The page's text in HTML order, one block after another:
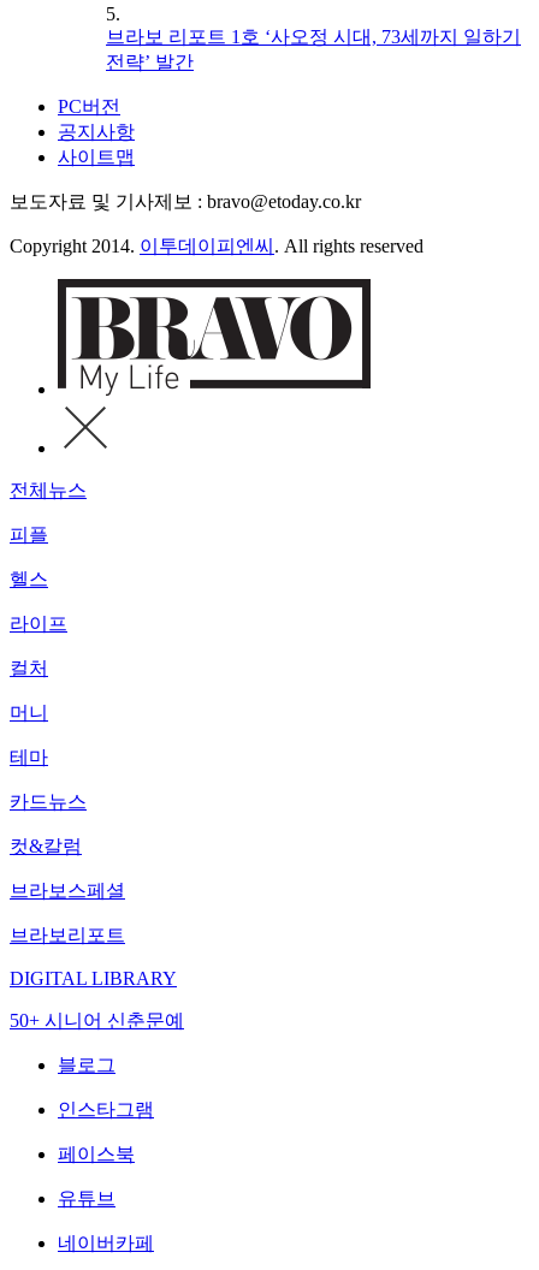
5.
브라보 리포트 1호 ‘사오정 시대, 73세까지 일하기
전략’ 발간
PC버전
공지사항
사이트맵
보도자료 및 기사제보 : bravo@etoday.co.kr
Copyright 2014. 이투데이피엔씨 . All rights reserved
전체뉴스
피플
헬스
라이프
컬처
머니
테마
카드뉴스
컷&칼럼
브라보스페셜
브라보리포트
DIGITAL LIBRARY
50+ 시니어 신춘문예
블로그
인스타그램
페이스북
유튜브
네이버카페